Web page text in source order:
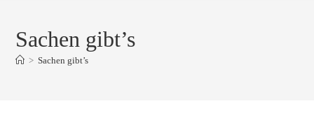
Sachen gibt’s
> Sachen gibt’s